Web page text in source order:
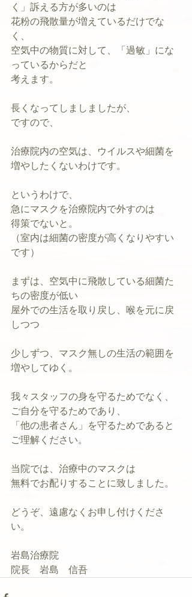
く」訴える方が多いのは
花粉の飛散量が増えているだけでな
く、
空気中の物質に対して、「過敏」にな
っているからだと
考えます。
長くなってしましましたが、
ですので、
治療院内の空気は、ウイルスや細菌を
増やしたくないわけです。
というわけで、
急にマスクを治療院内で外すのは
得策でないと。
（室内は細菌の密度が高くなりやすい
です）
まずは、空気中に飛散している細菌た
ちの密度が低い
屋外での生活を取り戻し、喉を元に戻
しつつ
少しずつ、マスク無しの生活の範囲を
増やしてゆく。
我々スタッフの身を守るためでなく、
ご自分を守るためであり、
「他の患者さん」を守るためであると
ご理解ください。
当院では、治療中のマスクは
無料でお配りすることに致しました。
どうぞ、遠慮なくお申し付けくださ
い。
岩島治療院
院長　岩島　信吾